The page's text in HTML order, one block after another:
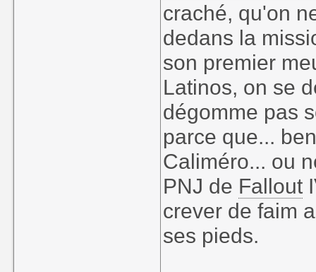
craché, qu'on
dedans la
son premier
Latinos, on se
dégomme pas
parce que...
Caliméro... ou
PNJ de Fallout
crever de faim
ses pieds.